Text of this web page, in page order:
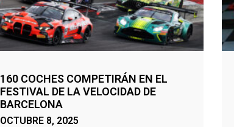
160 COCHES COMPETIRÁN EN EL
FESTIVAL DE LA VELOCIDAD DE
BARCELONA
OCTUBRE 8, 2025